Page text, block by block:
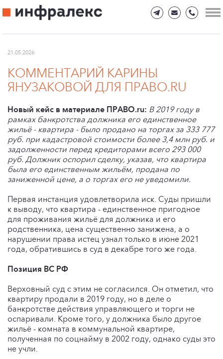
21.05.2026
КОММЕНТАРИЙ КАРИНЫ
ЯНУЗАКОВОЙ ДЛЯ ПРАВО.RU
Новый кейс в материале ПРАВО.ru: В 2019 году в
рамках банкротства должника его единственное
жильё - квартира - было продано на торгах за 333 777
руб. при кадастровой стоимости более 3,4 млн руб. и
задолженности перед кредиторами всего 293 000
руб. Должник оспорил сделку, указав, что квартира
была его единственным жильём, продана по
заниженной цене, а о торгах его не уведомили.
Первая инстанция удовлетворила иск. Суды пришли
к выводу, что квартира - единственное пригодное
для проживания жильё для должника и его
родственника, цена существенно занижена, а о
нарушении права истец узнал только в июне 2021
года, обратившись в суд в декабре того же года.
Позиция ВС РФ
Верховный суд с этим не согласился. Он отметил, что
квартиру продали в 2019 году, но в деле о
банкротстве действия управляющего и торги не
оспаривали. Кроме того, у должника было другое
жильё - комната в коммунальной квартире,
полученная по соцнайму в 2002 году, однако суды это
не учли.